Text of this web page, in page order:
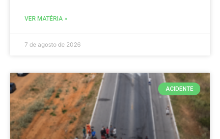
VER MATÉRIA »
7 de agosto de 2026
ACIDENTE